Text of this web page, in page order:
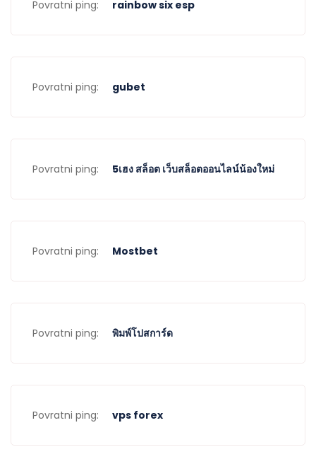
Povratni ping: rainbow six esp
Povratni ping: gubet
Povratni ping: 5เฮง สล็อต เว็บสล็อตออนไลน์น้องใหม่
Povratni ping: Mostbet
Povratni ping: พิมพ์โปสการ์ด
Povratni ping: vps forex